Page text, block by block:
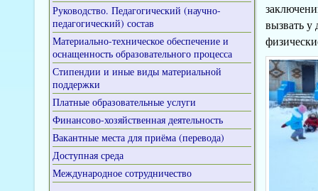
Руководство. Педагогический (научно-
педагогический) состав
Материально-техническое обеспечение и
оснащенность образовательного процесса
Стипендии и иные виды материальной
поддержки
Платные образовательные услуги
Финансово-хозяйственная деятельность
Вакантные места для приёма (перевода)
Доступная среда
Международное сотрудничество
вызвать у